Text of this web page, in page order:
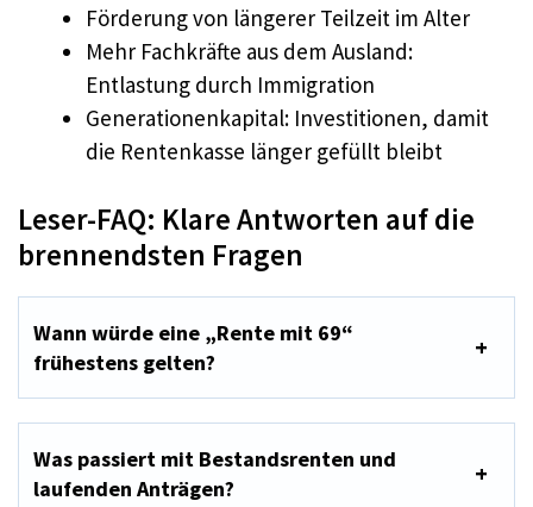
Förderung von längerer Teilzeit im Alter
Mehr Fachkräfte aus dem Ausland:
Entlastung durch Immigration
Generationenkapital: Investitionen, damit
die Rentenkasse länger gefüllt bleibt
Leser-FAQ: Klare Antworten auf die
brennendsten Fragen
Wann würde eine „Rente mit 69“
frühestens gelten?
Was passiert mit Bestandsrenten und
laufenden Anträgen?